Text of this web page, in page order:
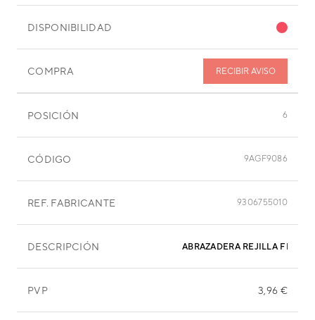
DISPONIBILIDAD
COMPRA RECIBIR AVISO
POSICIÓN 6
CÓDIGO 9AGF9086
REF. FABRICANTE 9306755010
DESCRIPCIÓN ABRAZADERA REJILLA
PVP 3,96 €